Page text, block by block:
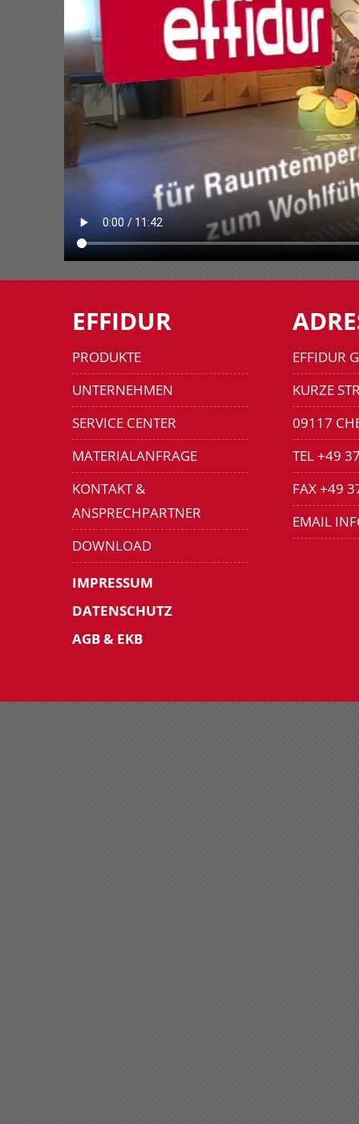
EFFIDUR
PRODUKTE
UNTERNEHMEN
SERVICE CENTER
MATERIALANFRAGE
KONTAKT &
ANSPRECHPARTNER
DOWNLOAD
IMPRESSUM
DATENSCHUTZ
AGB & EKB
EFFIDUR
KURZE
09117
TEL +49
FAX +49
EMAIL